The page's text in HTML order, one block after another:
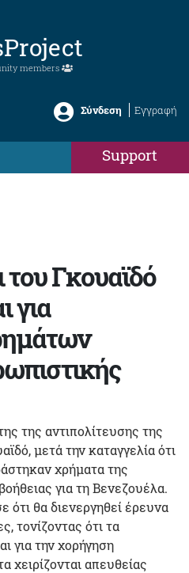
members
Σύνδεση Εγγραφή
Support
Γκουαϊδό
για
της αντιπολίτευσης της
μετά την καταγγελία ότι
χρήματα της
για τη Βενεζουέλα.
ότι θα διενεργηθεί έρευνα
τονίζοντας ότι τα
για την χορήγηση
χειρίζονται απευθείας